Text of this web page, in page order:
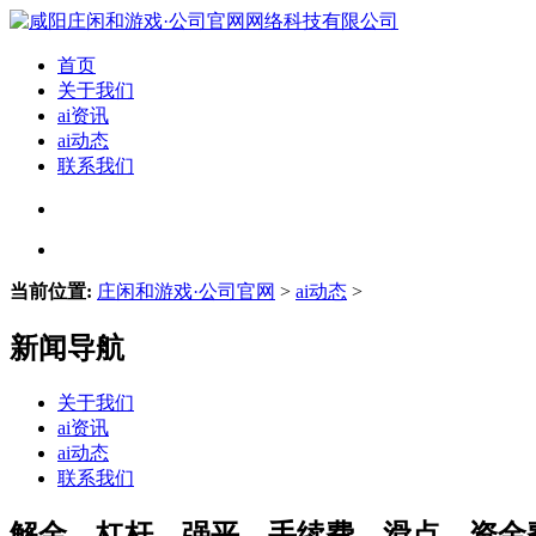
首页
关于我们
ai资讯
ai动态
联系我们
当前位置: 庄闲和游戏·公司官网 > ai动态 >
新闻导航
关于我们
ai资讯
ai动态
联系我们